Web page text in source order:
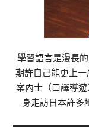
學習語言是漫長
期許自己能更上
案內士（口譯導
身走訪日本許多